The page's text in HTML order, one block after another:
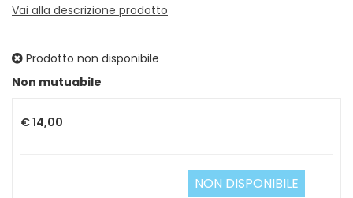
Vai alla descrizione prodotto
Prodotto non disponibile
Non mutuabile
Prezzo
€ 14,00
NON DISPONIBILE